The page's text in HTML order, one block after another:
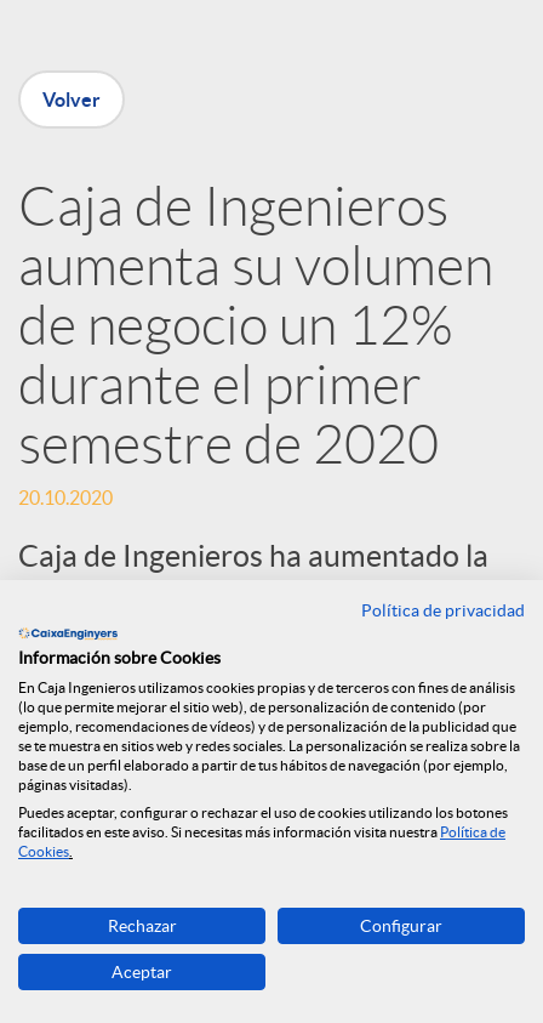
n
e
d
e
s
S
o
c
i
a
l
e
Volver
Caja de Ingenieros
aumenta su volumen
de negocio un 12%
durante el primer
semestre de 2020
20.10.2020
Caja de Ingenieros ha aumentado la
financiación a la economía durante el
primer semestre de 2020, con una
inversión crediticia de 341 millones de
euros, un 60% más que en el mismo
periodo del año anterior.
Política de privacidad
Información sobre Cookies
En Caja Ingenieros utilizamos cookies propias y de terceros con fines de análisis
(lo que permite mejorar el sitio web), de personalización de contenido (por
ejemplo, recomendaciones de vídeos) y de personalización de la publicidad que
se te muestra en sitios web y redes sociales. La personalización se realiza sobre la
base de un perfil elaborado a partir de tus hábitos de navegación (por ejemplo,
páginas visitadas).
Puedes aceptar, configurar o rechazar el uso de cookies utilizando los botones
facilitados en este aviso. Si necesitas más información visita nuestra Política de
Cookies
Rechazar Configurar
Aceptar